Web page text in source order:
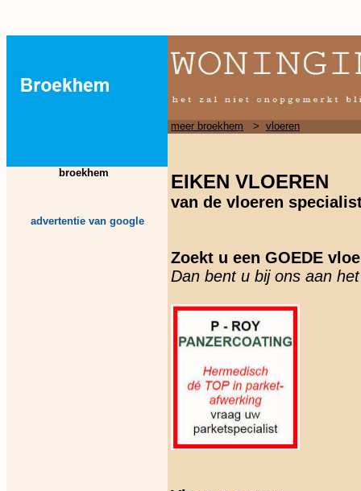
broekhem
advertentie van google
meer broekhem > vloeren
EIKEN VLOEREN
van de vloeren
Zoekt u een GOEDE
Dan bent u bij ons aan